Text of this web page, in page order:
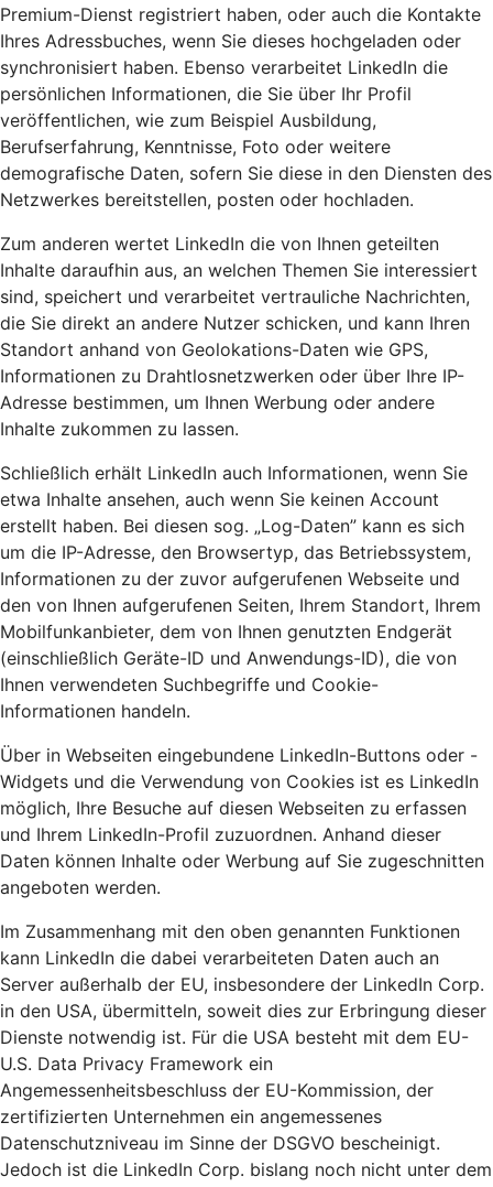
Premium-Dienst registriert haben, oder auch die Kontakte
Ihres Adressbuches, wenn Sie dieses hochgeladen oder
synchronisiert haben. Ebenso verarbeitet LinkedIn die
persönlichen Informationen, die Sie über Ihr Profil
veröffentlichen, wie zum Beispiel Ausbildung,
Berufserfahrung, Kenntnisse, Foto oder weitere
demografische Daten, sofern Sie diese in den Diensten des
Netzwerkes bereitstellen, posten oder hochladen.
Zum anderen wertet LinkedIn die von Ihnen geteilten
Inhalte daraufhin aus, an welchen Themen Sie interessiert
sind, speichert und verarbeitet vertrauliche Nachrichten,
die Sie direkt an andere Nutzer schicken, und kann Ihren
Standort anhand von Geolokations-Daten wie GPS,
Informationen zu Drahtlosnetzwerken oder über Ihre IP-
Adresse bestimmen, um Ihnen Werbung oder andere
Inhalte zukommen zu lassen.
Schließlich erhält LinkedIn auch Informationen, wenn Sie
etwa Inhalte ansehen, auch wenn Sie keinen Account
erstellt haben. Bei diesen sog. „Log-Daten” kann es sich
um die IP-Adresse, den Browsertyp, das Betriebssystem,
Informationen zu der zuvor aufgerufenen Webseite und
den von Ihnen aufgerufenen Seiten, Ihrem Standort, Ihrem
Mobilfunkanbieter, dem von Ihnen genutzten Endgerät
(einschließlich Geräte-ID und Anwendungs-ID), die von
Ihnen verwendeten Suchbegriffe und Cookie-
Informationen handeln.
Über in Webseiten eingebundene LinkedIn-Buttons oder -
Widgets und die Verwendung von Cookies ist es LinkedIn
möglich, Ihre Besuche auf diesen Webseiten zu erfassen
und Ihrem LinkedIn-Profil zuzuordnen. Anhand dieser
Daten können Inhalte oder Werbung auf Sie zugeschnitten
angeboten werden.
Im Zusammenhang mit den oben genannten Funktionen
kann LinkedIn die dabei verarbeiteten Daten auch an
Server außerhalb der EU, insbesondere der LinkedIn Corp.
in den USA, übermitteln, soweit dies zur Erbringung dieser
Dienste notwendig ist. Für die USA besteht mit dem EU-
U.S. Data Privacy Framework ein
Angemessenheitsbeschluss der EU-Kommission, der
zertifizierten Unternehmen ein angemessenes
Datenschutzniveau im Sinne der DSGVO bescheinigt.
Jedoch ist die LinkedIn Corp. bislang noch nicht unter dem